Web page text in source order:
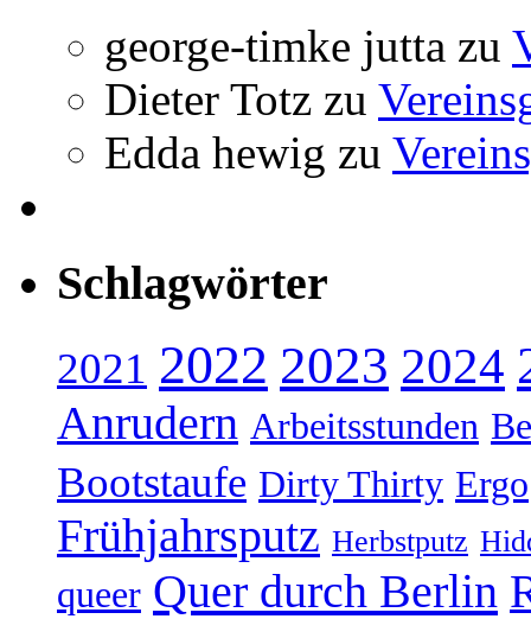
george-timke jutta zu
Dieter Totz zu
Edda hewig zu
Schlagwörter
2021 2022 2023 2024
Anrudern Arbeitsstunden
Bootstaufe Dirty Thirty Ergo
Frühjahrsputz Herbstputz
queer Quer durch Berlin